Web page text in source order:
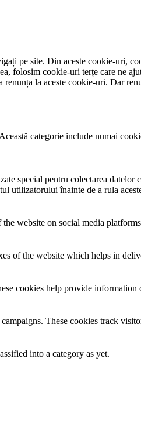
pe site. Din aceste cookie-uri,
folosim cookie-uri terțe care ne
la aceste cookie-uri. Dar
categorie include numai
special pentru colectarea
utilizatorului înainte de a rula
website on social media
of the website which helps in
cookies help provide
These cookies track
into a category as yet.